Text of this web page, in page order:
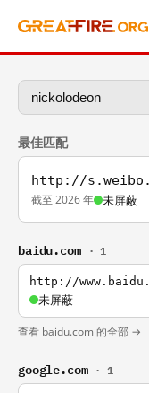
最佳匹配
http://
截至 2026 年 未屏蔽
baidu.com · 1
http://
未屏蔽
查看 baidu.com 的全部 →
google.com · 1